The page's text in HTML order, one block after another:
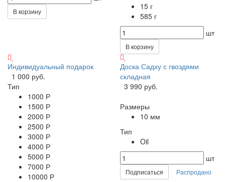
В корзину
15 г
585 г
шт
В корзину
Индивидуальный подарок
1 000 руб.
Тип
1000 Р
1500 Р
2000 Р
2500 Р
3000 Р
4000 Р
5000 Р
7000 Р
10000 Р
Доска Садху с гвоздями
складная
3 990 руб.
Размеры
10 мм
Тип
Oil
шт
Подписаться Распродано